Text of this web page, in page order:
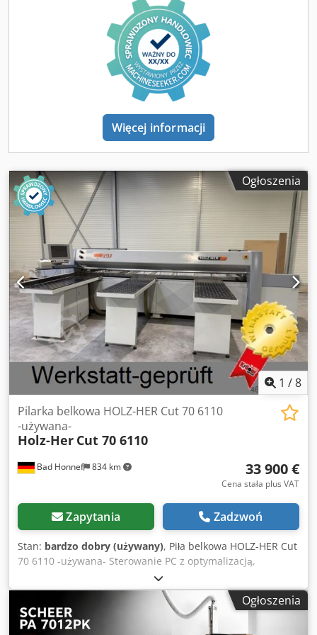
nacinaka: 1,5 kW, Tarcza piły głównej: Ø 300 x 30 mm,
Tarcza nacinaka: Ø 180 x 30 mm, Króciec odciągowy dolny:
Ø 140 mm, Króciec odciągowy przy belce dociskowej: 3x100
mm, Wydajność powietrza: 5.000 m³/h, Przyłącze
sprężonego powietrza: 6 bar, Zużycie powietrza: 140 l/min,
Prąd znamionowy: 38 A, Maks. zabezpieczenie: 50 A
Informacja jakościowa: - pełny przegląd podstawowy -
gotowa do natychmiastowego użycia
Więcej informacji
Ogłoszenia
1 /8
Bad Honnef 834 km
Pilarka belkowa HOLZ-HER Cut 70 6110
-używana-
Holz-Her Cut 70 6110
33 900 €
Cena stała plus VAT
Zapytania Zadzwoń
Stan: bardzo dobry (używany), Piła belkowa HOLZ-HER Cut
70 6110 -używana- Sterowanie PC z optymalizacją,
podcinak, automatyczne rozpoznawanie długości cięcia,
urządzenie dociskowe boczne, stoliki z poduszką
powietrzną, płynna regulacja posuwu wózka piły, ekran
dotykowy, drukarka do etykiet ----- Dane techniczne -----
Ogłoszenia